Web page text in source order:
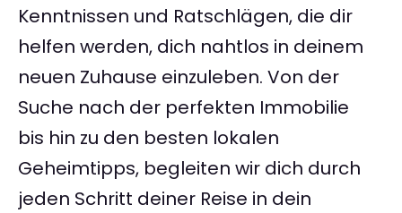
Kenntnissen und Ratschlägen, die dir
helfen werden, dich nahtlos in deinem
neuen Zuhause einzuleben. Von der
Suche nach der perfekten Immobilie
bis hin zu den besten lokalen
Geheimtipps, begleiten wir dich durch
jeden Schritt deiner Reise in dein